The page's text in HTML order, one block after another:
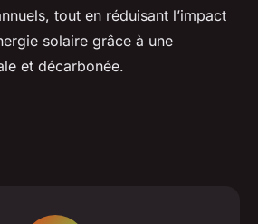
tout en réduisant l’impact
solaire grâce à une
et décarbonée.